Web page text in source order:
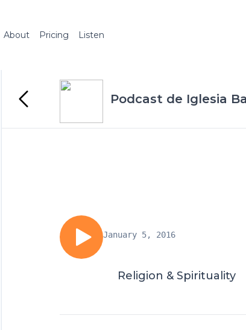
About Pricing Listen
Podcast de Iglesia
January 5, 2016
Religion & Spirituality